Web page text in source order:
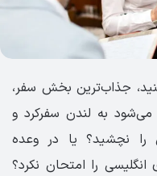
جذاب‌ترین بخش سفر،
به لندن سفرکرد و
نچشید؟ یا در وعده
را امتحان نکرد؟